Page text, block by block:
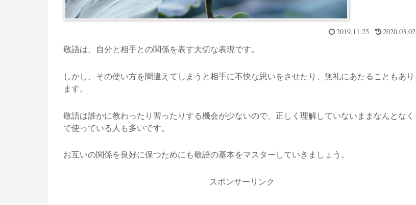
2019.11.25 2020.03.02
敬語は、自分と相手との関係を表す大切な表現です。
しかし、その使い方を間違えてしまうと相手に不快な思いをさせたり、無礼にあたることもあり
ます。
敬語は誰かに教わったり習ったりする機会が少ないので、正しく理解していないままなんとなく
で使っている人も多いです。
お互いの関係を良好に保つためにも敬語の基本をマスターしていきましょう。
スポンサーリンク